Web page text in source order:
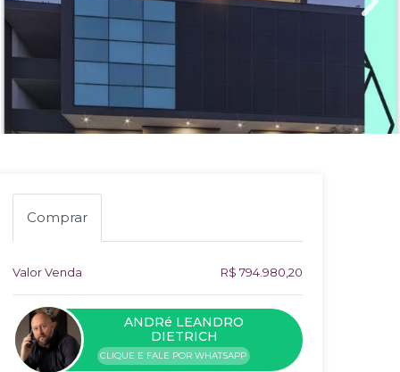
Comprar
Valor Venda R$ 794.980,20
ANDRé LEANDRO
DIETRICH
CLIQUE E FALE POR WHATSAPP